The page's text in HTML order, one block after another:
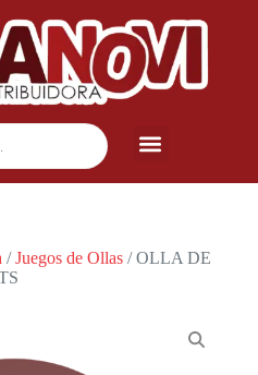
/Juegos de Ollas/ OLLA DE